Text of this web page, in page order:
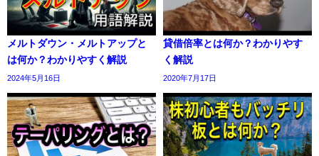
メルトダウン・メルトアップと
は何か？わかりやすく解説
2024年5月16日
貸借倍率とは何か？わかりやす
く解説
2020年7月17日